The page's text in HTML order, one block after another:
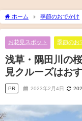
ホーム 季節のおでかけ
プラン５選＞お花見クルーズ
お花見スポット 季節のお
浅草・隅田川の
見クルーズはお
PR 2023年2月4日